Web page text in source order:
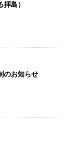
島）
のお知らせ